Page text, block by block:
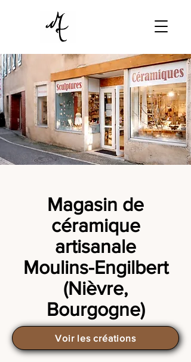
Magasin de
céramique
artisanale
Moulins-Engilbert
(Nièvre,
Bourgogne)
Voir les créations